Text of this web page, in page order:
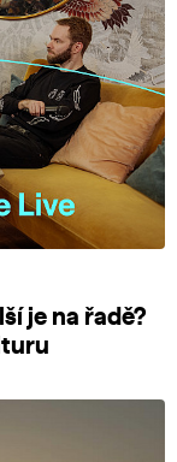
je na řadě?